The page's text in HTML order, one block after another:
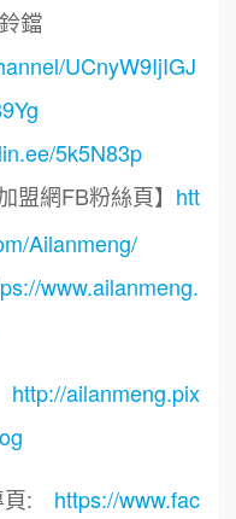
鐺
UCnyW9IjIGJ
5k5N83p
盟網FB粉絲頁】 htt
Ailanmeng/
www.ailanmeng.
http://ailanmeng.pix
頁: https://www.fac